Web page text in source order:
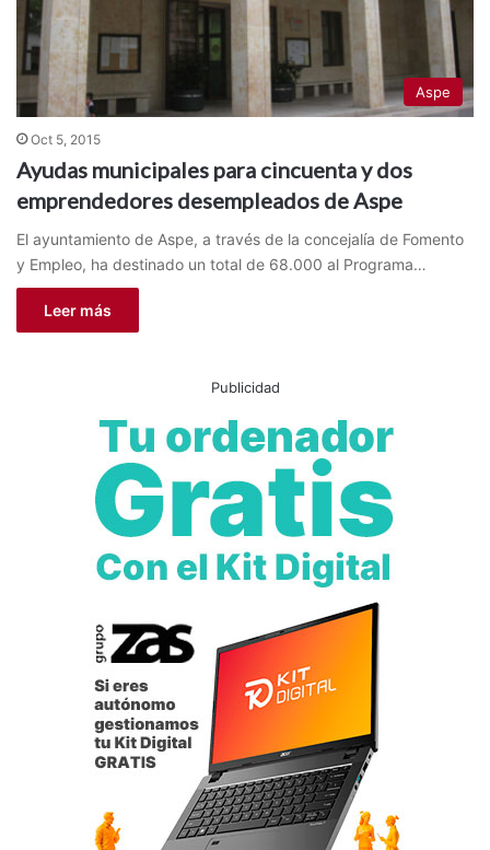
Aspe
Oct 5, 2015
Ayudas municipales para cincuenta y dos
emprendedores desempleados de Aspe
El ayuntamiento de Aspe, a través de la concejalía de Fomento
y Empleo, ha destinado un total de 68.000 al Programa…
Leer más
Publicidad